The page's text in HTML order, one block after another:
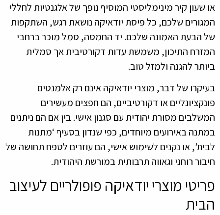
או שעון קיר מינימליסטי המוסיף נופך של אלגנטיות לחללי
המגורים שלכם, כל פיסת יודאיקה נושאת רגש, השתקפות
של הבעת האמונה שלכם. יד החמסה, סמל מוכר ברחבי
המזרח התיכון, משמשת עדות דקורטיבית אך סמלית
ביותר להגנה ולמזל טוב.
בעיקרו של דבר, מוצרי יודאיקה אינם רק אלמנטים
פונקציונליים או דקורטיביים, הם חפצים מעשירים
המשלבים מסורת יהודית עם סגנון אישי. בין אם הם ניתנים
במתנה באירועים מיוחדים, כפי שנדון בסעיף ‘מתנות
לבית’, או נקנים לשימוש אישי, הם עוזרים לטפח תחושה של
חיבור רוחני וגאווה תרבותית במורשת היהודית.
פריטי מוצרי יודאיקה פופולריים לעיצוב
הבית